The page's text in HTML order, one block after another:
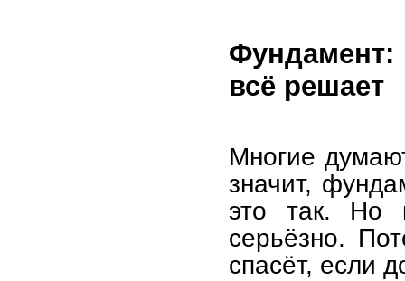
Фундамент:
всё решает
Многие
значит,
это так. Но
серьёзно.
спасёт, если